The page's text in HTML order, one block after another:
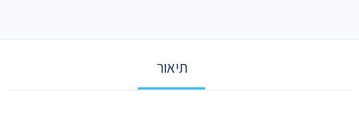
תיאור